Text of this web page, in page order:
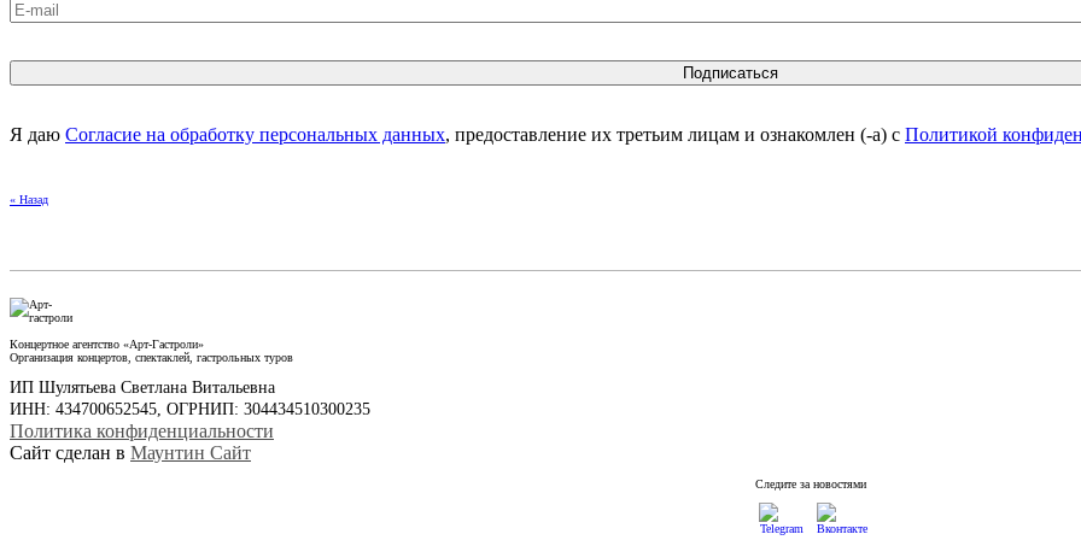
Я даю Согласие на обработку персональных данных, предоставление их третьим лицам и ознакомлен (-а) c Политикой
« Назад
Концертное агентство «Арт-Гастроли»
Организация концертов, спектаклей, гастрольных туров
ИП Шулятьева Светлана Витальевна
ИНН: 434700652545, ОГРНИП: 304434510300235
Политика конфиденциальности
Сайт сделан в Маунтин Сайт
Следите за новостями